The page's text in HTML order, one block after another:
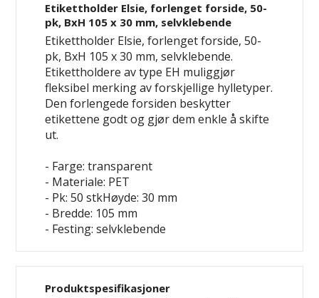
Etikettholder Elsie, forlenget forside, 50-
pk, BxH 105 x 30 mm, selvklebende
Etikettholder Elsie, forlenget forside, 50-
pk, BxH 105 x 30 mm, selvklebende.
Etikettholdere av type EH muliggjør
fleksibel merking av forskjellige hylletyper.
Den forlengede forsiden beskytter
etikettene godt og gjør dem enkle å skifte
ut.
- Farge: transparent
- Materiale: PET
- Pk: 50 stkHøyde: 30 mm
- Bredde: 105 mm
- Festing: selvklebende
Produktspesifikasjoner